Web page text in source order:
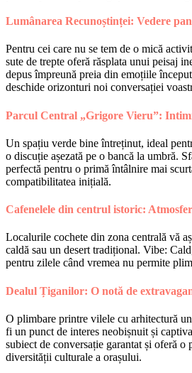
Lumânarea Recunoștinței: Vedere
Pentru cei care nu se tem de o mică
sute de trepte oferă răsplata unui peisaj
depus împreună preia din emoțiile
deschide orizonturi noi conversației
Parcul Central „Grigore Vieru”:
Un spațiu verde bine întreținut, ideal
o discuție așezată pe o bancă la umbră.
perfectă pentru o primă întâlnire mai
compatibilitatea inițială.
Cafenelele din centrul istoric:
Localurile cochete din zona centrală vă
caldă sau un desert tradițional. Vibe:
pentru zilele când vremea nu permite
Dealul Țiganilor: O notă de
O plimbare printre vilele cu arhitectură
fi un punct de interes neobișnuit și
subiect de conversație garantat și oferă o
diversității culturale a orașului.